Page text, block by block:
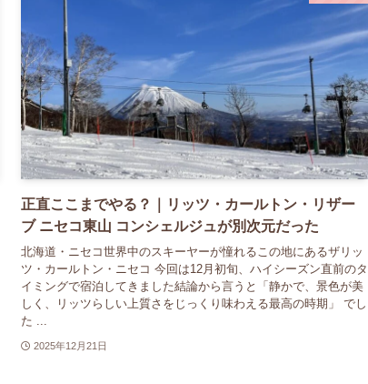
正直ここまでやる？｜リッツ・カールトン・リザー
ブ ニセコ東山 コンシェルジュが別次元だった
北海道・ニセコ世界中のスキーヤーが憧れるこの地にあるザリッ
ツ・カールトン・ニセコ 今回は12月初旬、ハイシーズン直前のタ
イミングで宿泊してきました結論から言うと「静かで、景色が美
しく、リッツらしい上質さをじっくり味わえる最高の時期」 でし
た ...
2025年12月21日